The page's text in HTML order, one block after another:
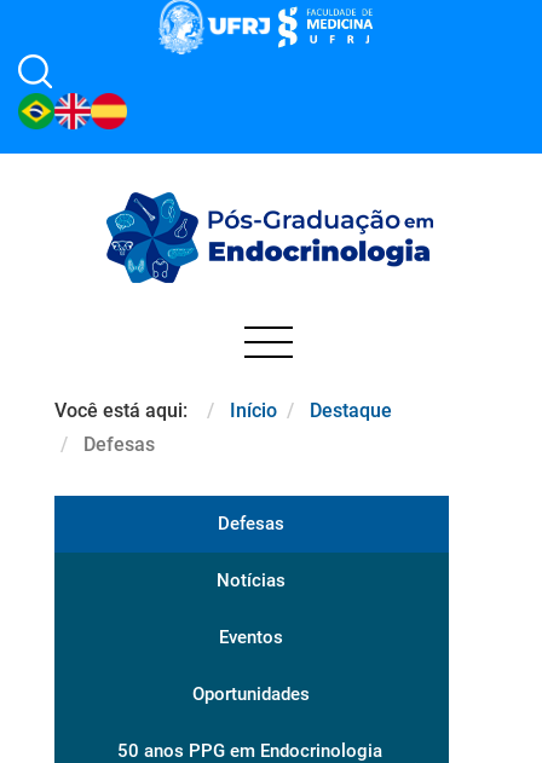
Você está aqui: Início
Destaque
Defesas
Defesas
Notícias
Eventos
Oportunidades
50 anos PPG em Endocrinologia